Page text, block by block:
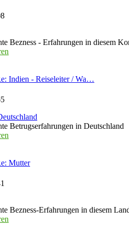
Bezness - Erfahrungen in diesem
Indien - Reiseleiter / Wa…
Betrugserfahrungen in Deutschland
Mutter
Bezness-Erfahrungen in diesem